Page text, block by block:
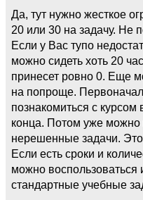
Да, тут нужно жесткое
20 или 30 на задачу. Не
Если у Вас тупо
можно сидеть хоть 20
принесет ровно 0. Еще
на попроще.
познакомиться с
конца. Потом уже можно
нерешенные задачи.
Если есть сроки и
можно воспользоваться
стандартные учебные